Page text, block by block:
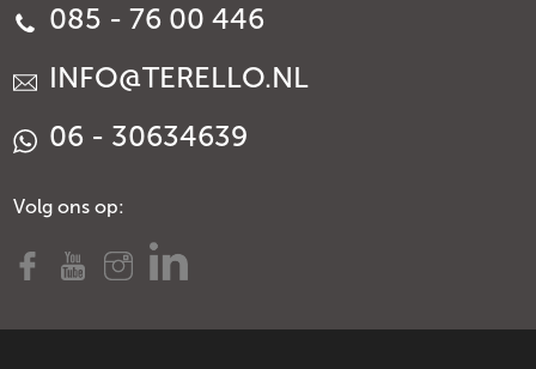
085 - 76 00 446
INFO@TERELLO.NL
06 - 30634639
Volg ons op: